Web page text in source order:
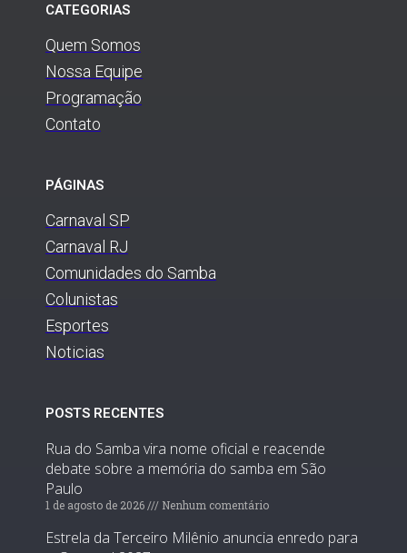
CATEGORIAS
Quem Somos
Nossa Equipe
Programação
Contato
PÁGINAS
Carnaval SP
Carnaval RJ
Comunidades do Samba
Colunistas
Esportes
Noticias
POSTS RECENTES
Rua do Samba vira nome oficial e reacende
debate sobre a memória do samba em São
Paulo
1 de agosto de 2026 Nenhum comentário
Estrela da Terceiro Milênio anuncia enredo para